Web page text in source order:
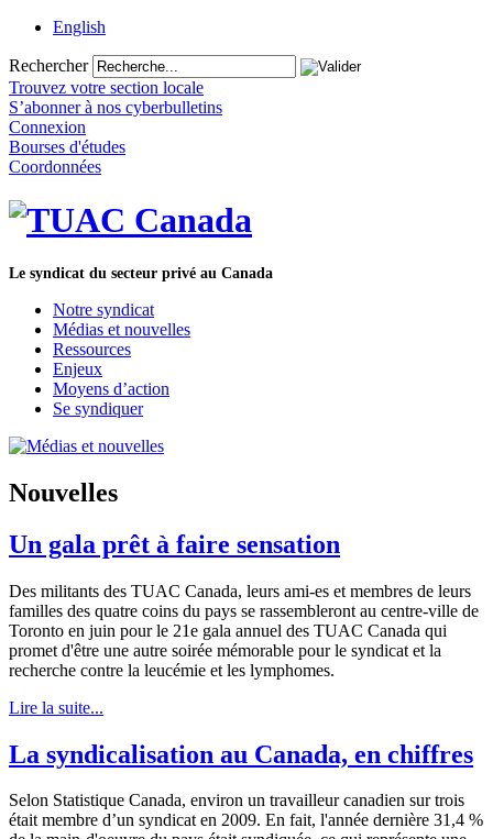
English
Rechercher
Trouvez votre section locale
S’abonner à nos cyberbulletins
Connexion
Bourses d'études
Coordonnées
Le syndicat du secteur privé au Canada
Notre syndicat
Médias et nouvelles
Ressources
Enjeux
Moyens d’action
Se syndiquer
Nouvelles
Un gala prêt à faire sensation
Des militants des TUAC Canada, leurs ami-es et membres de leurs
familles des quatre coins du pays se rassembleront au centre-ville de
Toronto en juin pour le 21e gala annuel des TUAC Canada qui
promet d'être une autre soirée mémorable pour le syndicat et la
recherche contre la leucémie et les lymphomes.
Lire la suite...
La syndicalisation au Canada, en chiffres
Selon Statistique Canada, environ un travailleur canadien sur trois
était membre d’un syndicat en 2009. En fait, l'année dernière 31,4 %